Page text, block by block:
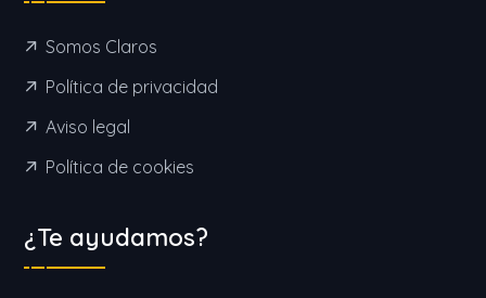
Somos Claros
Política de privacidad
Aviso legal
Política de cookies
¿Te ayudamos?